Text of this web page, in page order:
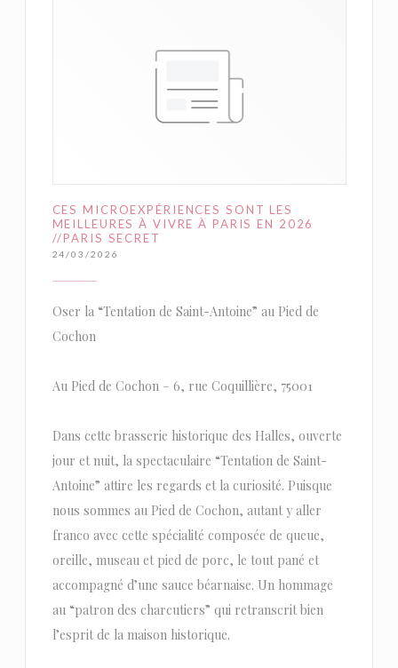
CES MICROEXPÉRIENCES SONT LES
MEILLEURES À VIVRE À PARIS EN 2026
//PARIS SECRET
24/03/2026
Oser la “Tentation de Saint-Antoine” au Pied de
Cochon
Au Pied de Cochon – 6, rue Coquillière, 75001
Dans cette brasserie historique des Halles, ouverte
jour et nuit, la spectaculaire “Tentation de Saint-
Antoine” attire les regards et la curiosité. Puisque
nous sommes au Pied de Cochon, autant y aller
franco avec cette spécialité composée de queue,
oreille, museau et pied de porc, le tout pané et
accompagné d’une sauce béarnaise. Un hommage
au “patron des charcutiers” qui retranscrit bien
l’esprit de la maison historique.